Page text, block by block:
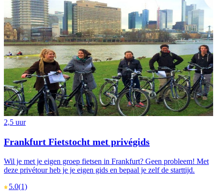
2,5 uur
Frankfurt Fietstocht met privégids
Wil je met je eigen groep fietsen in Frankfurt? Geen probleem! Met
deze privétour heb je je eigen gids en bepaal je zelf de starttijd.
5.0(1)